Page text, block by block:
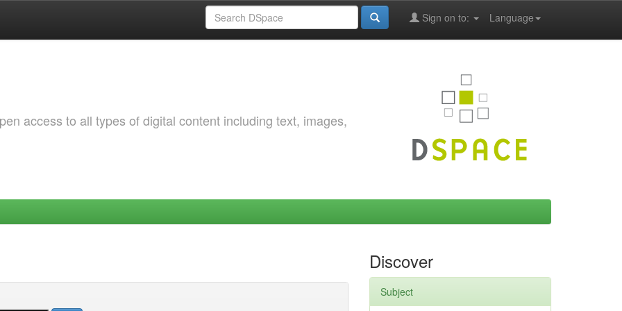
Language
Sign on to:
access to all types of digital content including text, images,
Discover
Subject